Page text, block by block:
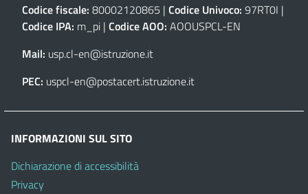
Codice fiscale: 80002120865 | Codice Univoco: 97RT0I |
Codice IPA: m_pi | Codice AOO: AOOUSPCL-EN
Mail: usp.cl-en@istruzione.it
PEC: uspcl-en@postacert.istruzione.it
INFORMAZIONI SUL SITO
Dichiarazione di accessibilità
Privacy